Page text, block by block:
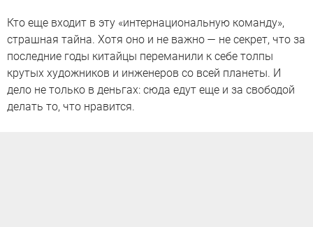
Кто еще входит в эту «интернациональную команду»,
страшная тайна. Хотя оно и не важно — не секрет, что за
последние годы китайцы переманили к себе толпы
крутых художников и инженеров со всей планеты. И
дело не только в деньгах: сюда едут еще и за свободой
делать то, что нравится.